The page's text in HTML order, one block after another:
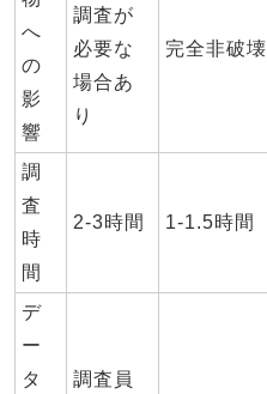
へ
の
影
響
調査が
必要な
場合あ
り
完全非破壊
調
査
時
間
2-3時間 1-1.5時間
デ
ー
タ
調査員